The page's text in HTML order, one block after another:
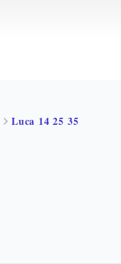
Luca 14 25 35